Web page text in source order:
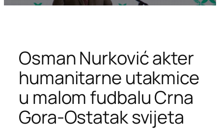
Osman Nurković akter
humanitarne utakmice
u malom fudbalu Crna
Gora-Ostatak svijeta